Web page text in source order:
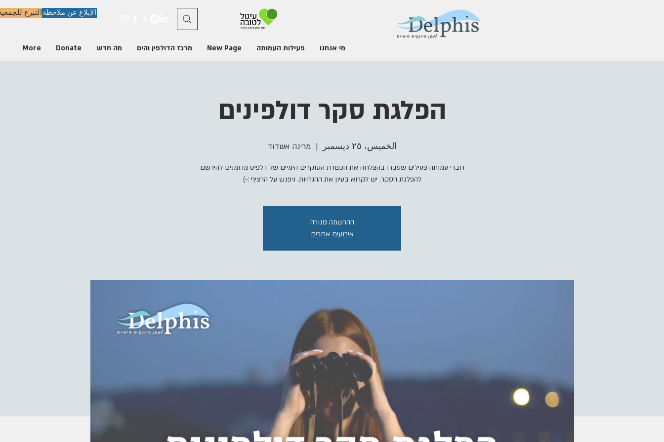
الإبلاغ عن ملاحظةالتبرع
מי אנחנו פעילות העמותה New Page מרכז הדולפין והים מה חדש Donate
More
הפלגת סקר דולפינים
الخميس، ٢٥ ديسمبر
  |
מרינה אשדוד
חברי עמותה פעילים שעברו בהצלחה את הכשרת הסוקרים הימיים של דלפיס מוזמנים להירשם
להפלגת הסקר. יש לקרוא בעיון את ההנחיות. ניפגש על הרציף :-)
ההרשמה סגורה
אירועים אחרים